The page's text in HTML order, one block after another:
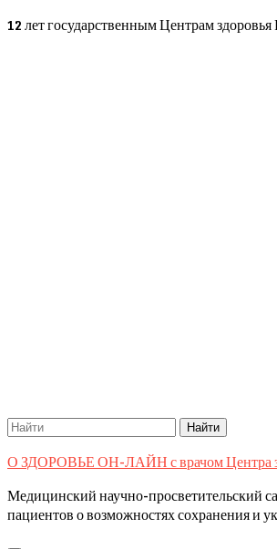
Skip
12 лет государственным Центрам
Search
for:
О ЗДОРОВЬЕ ОН-ЛАЙН с врачом Центра
Медицинский научно-просветительский
пациентов о возможностях сохранения и